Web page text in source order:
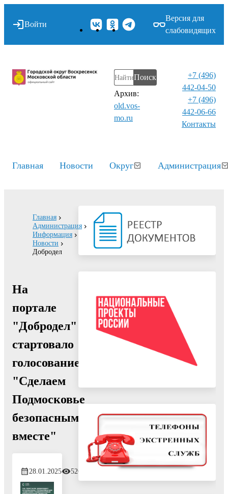
Войти
Версия для
слабовидящих
Поиск
Архив:
old.vos-
mo.ru
+7 (496)
442-04-50
+7 (496)
442-06-66
Контакты⁠
Главная Новости Округ Администрация
Главная
Администрация
Информация
Новости
Добродел
На
портале
"Добродел"
стартовало
голосование
"Сделаем
Подмосковье
безопасным
вместе"
28.01.2025 526